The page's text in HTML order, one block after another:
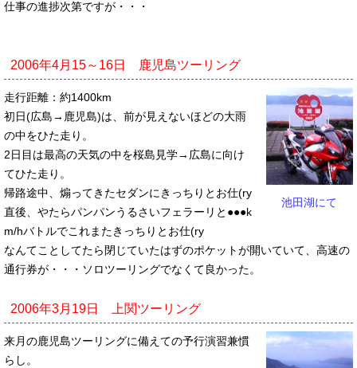
仕事の進捗次第ですが・・・
2006年4月15～16日 鹿児島ツーリング
池田湖にて
走行距離：約1400km
初日(広島→鹿児島)は、前が見えないほどの大雨
の中をひた走り。
2日目は最高の天気の中を桜島見学→広島に向け
てひた走り。
帰路途中、煽ってきたセダンにきっちりとお仕(ry
直後、やたらパンパンうるさいフェラーリと●●●k
m/hバトルでこれまたきっちりとお仕(ry
なんてことしてたら閉じていたはずのポケットが開いていて、高速の
通行券が・・・ソロツーリングでなくて良かった。
2006年3月19日 上関ツーリング
来月の鹿児島ツーリングに備えての予行演習兼慣
らし。